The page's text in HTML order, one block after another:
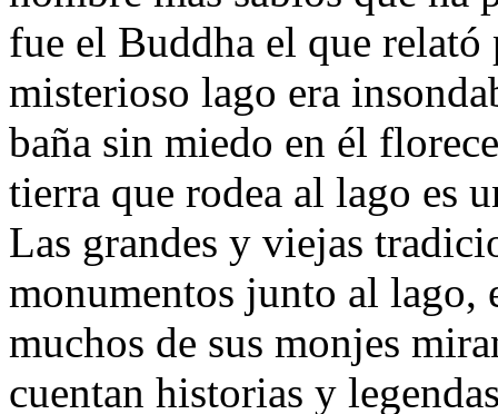
fue el Buddha el que
misterioso lago era
baña sin miedo en él
tierra que rodea al lago es
Las grandes y viejas
monumentos junto al lago,
muchos de sus monjes
cuentan historias y